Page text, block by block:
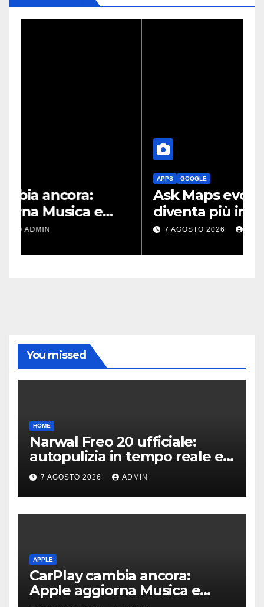
Ask Maps evolve: così Maps
diventa più intelligente
grazie a Gemini
7 AGOSTO 2026 ADMIN
You missed
HOME
Narwal Freo 20 ufficiale:
autopulizia in tempo reale e
speciale design in tessuto
7 AGOSTO 2026 ADMIN
APPLE
CarPlay cambia ancora:
Apple aggiorna Musica e